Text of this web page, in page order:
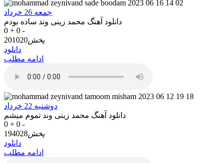
جمعه 26 خرداد
دانلود آهنگ محمد زینی وند ساده بودم
0 + 0 -
پخش201020
دانلود
ادامه مطلب
دوشنبه 22 خرداد
دانلود آهنگ محمد زینی وند تموم میشم
0 + 0 -
پخش194028
دانلود
ادامه مطلب